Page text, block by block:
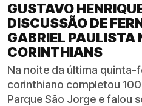
GUSTAVO
DISCUSSÃO DE
GABRIEL PAULISTA
CORINTHIANS
Na noite da última quinta-
corinthiano completou
Parque São Jorge e falou